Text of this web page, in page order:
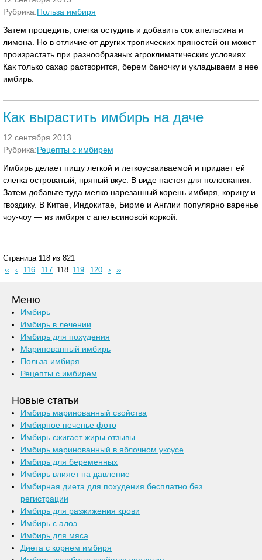
Рубрика:Польза имбиря
Затем процедить, слегка остудить и добавить сок апельсина и
лимона. Но в отличие от других тропических пряностей он может
произрастать при разнообразных агроклиматических условиях.
Как только сахар растворится, берем баночку и укладываем в нее
имбирь.
Как вырастить имбирь на даче
12 сентября 2013
Рубрика:Рецепты с имбирем
Имбирь делает пищу легкой и легкоусваиваемой и придает ей
слегка островатый, пряный вкус. В виде настоя для полоскания.
Затем добавьте туда мелко нарезанный корень имбиря, корицу и
гвоздику. В Китае, Индокитае, Бирме и Англии популярно варенье
чоу-чоу — из имбиря с апельсиновой коркой.
Страница 118 из 821
‹‹
‹ 116 117 118 119 120 › ››
Меню
Имбирь
Имбирь в лечении
Имбирь для похудения
Маринованный имбирь
Польза имбиря
Рецепты с имбирем
Новые статьи
Имбирь маринованный свойства
Имбирное печенье фото
Имбирь сжигает жиры отзывы
Имбирь маринованный в яблочном уксусе
Имбирь для беременных
Имбирь влияет на давление
Имбирная диета для похудения бесплатно без
регистрации
Имбирь для разжижения крови
Имбирь с алоэ
Имбирь для мяса
Диета с корнем имбиря